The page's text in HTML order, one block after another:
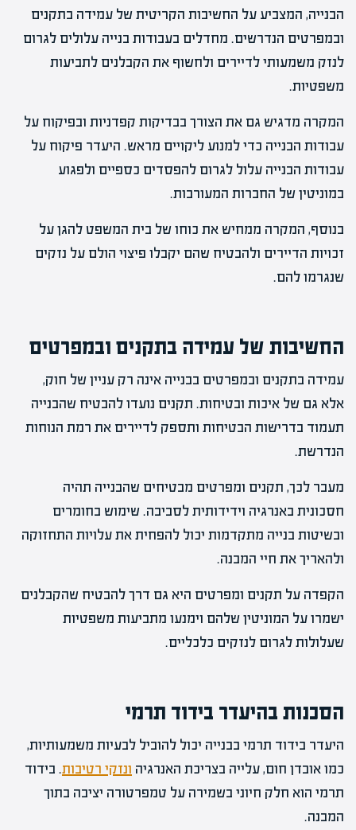
הבנייה, המצביע על החשיבות הקריטית של עמידה בתקנים
ובמפרטים הנדרשים. מחדלים בעבודות בנייה עלולים לגרום
לנזק משמעותי לדיירים ולחשוף את הקבלנים לתביעות
משפטיות.
המקרה מדגיש גם את הצורך בבדיקות קפדניות ובפיקוח על
עבודות הבנייה כדי למנוע ליקויים מראש. היעדר פיקוח על
עבודות הבנייה עלול לגרום להפסדים כספיים ולפגוע
במוניטין של החברות המעורבות.
בנוסף, המקרה ממחיש את כוחו של בית המשפט להגן על
זכויות הדיירים ולהבטיח שהם יקבלו פיצוי הולם על נזקים
שנגרמו להם.
החשיבות של עמידה בתקנים ובמפרטים
עמידה בתקנים ובמפרטים בבנייה אינה רק עניין של חוק,
אלא גם של איכות ובטיחות. תקנים נועדו להבטיח שהבנייה
תעמוד בדרישות הבטיחות ותספק לדיירים את רמת הנוחות
הנדרשת.
מעבר לכך, תקנים ומפרטים מבטיחים שהבנייה תהיה
חסכונית באנרגיה וידידותית לסביבה. שימוש בחומרים
ובשיטות בנייה מתקדמות יכול להפחית את עלויות התחזוקה
ולהאריך את חיי המבנה.
הקפדה על תקנים ומפרטים היא גם דרך להבטיח שהקבלנים
ישמרו על המוניטין שלהם וימנעו מתביעות משפטיות
שעלולות לגרום לנזקים כלכליים.
הסכנות בהיעדר בידוד תרמי
היעדר בידוד תרמי בבנייה יכול להוביל לבעיות משמעותיות,
כמו אובדן חום, עלייה בצריכת האנרגיה ונזקי רטיבות. בידוד
תרמי הוא חלק חיוני בשמירה על טמפרטורה יציבה בתוך
המבנה.